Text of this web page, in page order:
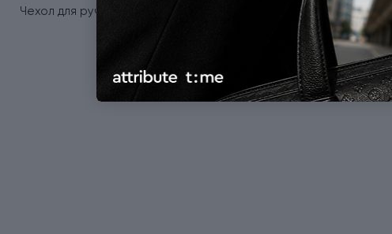
Чехол для ручки черный с Гербом